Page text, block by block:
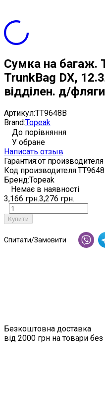
Сумка на багаж.
TrunkBag DX,
відділен. д/
Артикул:TT9648B
Brand:Topeak
До порівняння
У обране
Написать отзыв
Гарантия:от производителя
Код производителя:
Бренд:Topeak
Немає в наявності
3,166 грн.3,276 грн.
Купити
Спитати/Замовити
Безкоштовна доставка
від 2000 грн на товари